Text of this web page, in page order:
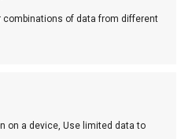
of data from different
on a device, Use limited data to
met chimney